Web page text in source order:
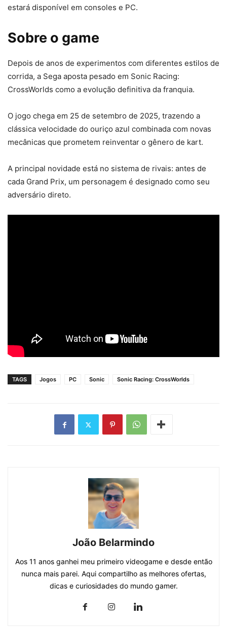
estará disponível em consoles e PC.
Sobre o game
Depois de anos de experimentos com diferentes estilos de
corrida, a Sega aposta pesado em Sonic Racing:
CrossWorlds como a evolução definitiva da franquia.
O jogo chega em 25 de setembro de 2025, trazendo a
clássica velocidade do ouriço azul combinada com novas
mecânicas que prometem reinventar o gênero de kart.
A principal novidade está no sistema de rivais: antes de
cada Grand Prix, um personagem é designado como seu
adversário direto.
TAGS Jogos PC Sonic Sonic Racing: CrossWorlds
João Belarmindo
Aos 11 anos ganhei meu primeiro videogame e desde então
nunca mais parei. Aqui compartilho as melhores ofertas,
dicas e curiosidades do mundo gamer.